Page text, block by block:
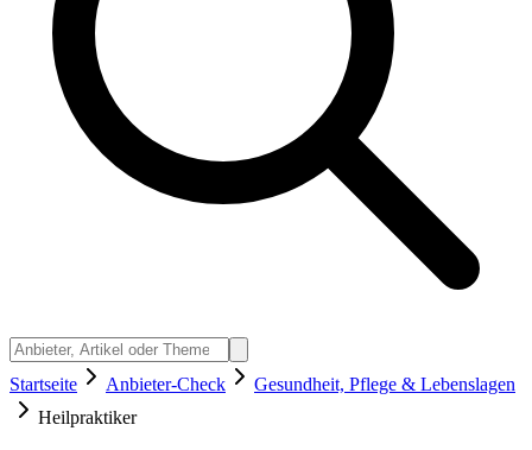
Startseite Anbieter-Check
Gesundheit, Pflege & Lebenslagen
Heilpraktiker